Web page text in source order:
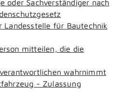
oder Sachverständiger nach
Landesstelle für Bautechnik
mitteilen, die die
wahrnimmt
- Zulassung